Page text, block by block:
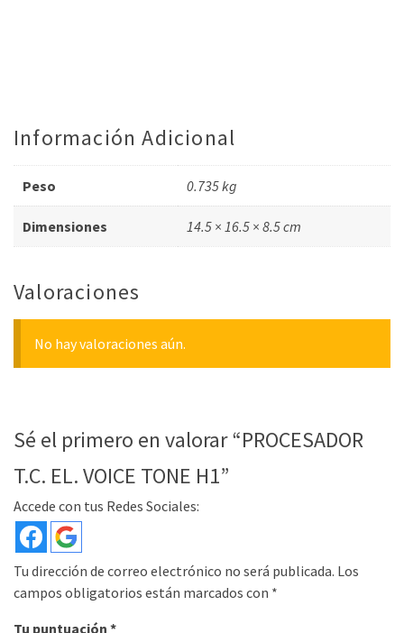
Información Adicional
Peso 0.735 kg
Dimensiones 14.5 × 16.5 × 8.5 cm
Valoraciones
No hay valoraciones aún.
Sé el primero en valorar “PROCESADOR
T.C. EL. VOICE TONE H1”
Accede con tus Redes Sociales:
Tu dirección de correo electrónico no será publicada. Los
campos obligatorios están marcados con *
Tu puntuación *